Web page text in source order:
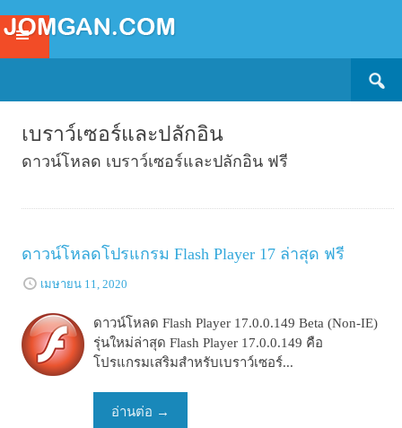
เบราว์เซอร์และปลักอิน
ดาวน์โหลด เบราว์เซอร์และปลักอิน ฟรี
ดาวน์โหลดโปรแกรม Flash Player 17 ล่าสุด ฟรี
เมษายน 11, 2020
ดาวน์โหลด Flash Player 17.0.0.149 Beta (Non-IE)
รุ่นใหม่ล่าสุด Flash Player 17.0.0.149 คือ
โปรแกรมเสริมสำหรับเบราว์เซอร์...
อ่านต่อ →